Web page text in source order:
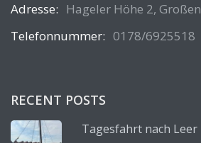
Adresse: Hageler Höhe 2,
Telefonnummer: 0178/6925518
RECENT POSTS
Tagesfahrt nach Leer